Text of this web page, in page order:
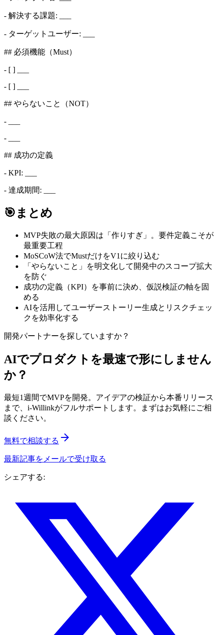
- 解決する課題: ___
- ターゲットユーザー: ___
## 必須機能（Must）
- [ ] ___
- [ ] ___
## やらないこと（NOT）
- ___
- ___
## 成功の定義
- KPI: ___
- 達成期間: ___
🎯 まとめ
MVP失敗の最大原因は「作りすぎ」。要件定義こそが
最重要工程
MoSCoW法でMustだけをV1に絞り込む
「やらないこと」を明文化して開発中のスコープ拡大
を防ぐ
成功の定義（KPI）を事前に決め、仮説検証の軸を固
める
AIを活用してユーザーストーリー生成とリスクチェッ
クを効率化する
開発パートナーを探していますか？
AIでプロダクトを最速で形にしません
か？
最短1週間でMVPを開発。アイデアの検証から本番リリース
まで、i-Willinkがフルサポートします。まずはお気軽にご相
談ください。
無料で相談する
最新記事をメールで受け取る
シェアする: